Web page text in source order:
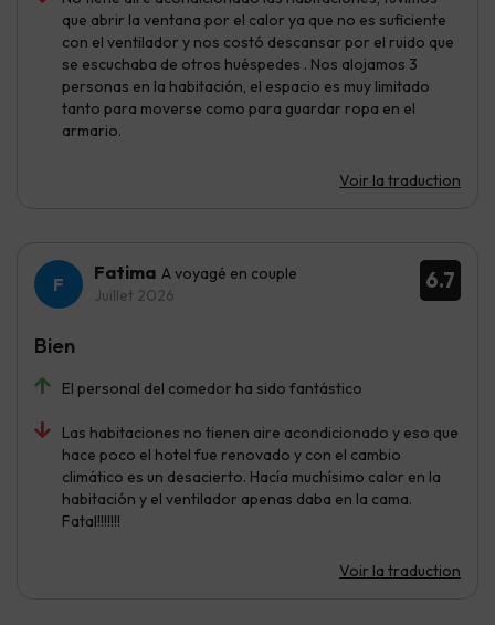
que abrir la ventana por el calor ya que no es suficiente
con el ventilador y nos costó descansar por el ruido que
se escuchaba de otros huéspedes . Nos alojamos 3
personas en la habitación, el espacio es muy limitado
tanto para moverse como para guardar ropa en el
armario.
Voir la traduction
6.7
Fatima A voyagé en couple
Juillet 2026
El personal del comedor ha sido fantástico
Las habitaciones no tienen aire acondicionado y eso que
hace poco el hotel fue renovado y con el cambio
climático es un desacierto. Hacía muchísimo calor en la
habitación y el ventilador apenas daba en la cama.
Fatal!!!!!!!
Voir la traduction
Bien